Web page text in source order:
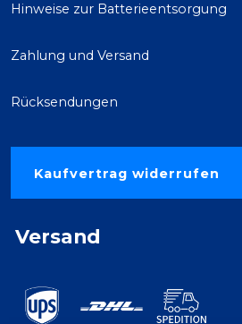
Hinweise zur Batterieentsorgung
Zahlung und Versand
Rücksendungen
Kaufvertrag widerrufen
Versand